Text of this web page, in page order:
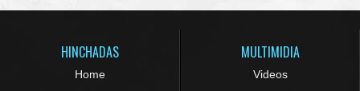
HINCHADAS
Home
MULTIMIDIA
Videos